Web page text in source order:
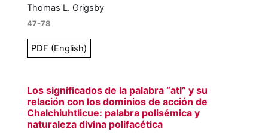
Thomas L. Grigsby
47-78
PDF (English)
Los significados de la palabra “atl” y su
relación con los dominios de acción de
Chalchiuhtlicue: palabra polisémica y
naturaleza divina polifacética